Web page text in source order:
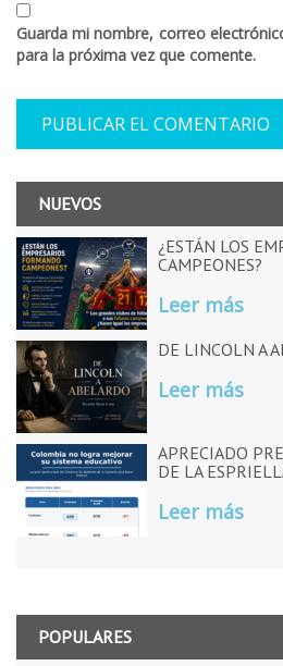
Guarda mi nombre, correo
para la próxima vez que comente.
NUEVOS
¿ESTÁN LOS
CAMPEONES?
Leer más
DE LINCOLN A
Leer más
APRECIADO
DE LA
Leer más
POPULARES